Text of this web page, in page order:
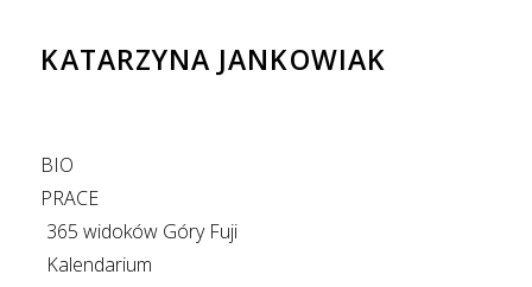
KATARZYNA JANKOWIAK
BIO
PRACE
365 widoków Góry Fuji
Kalendarium